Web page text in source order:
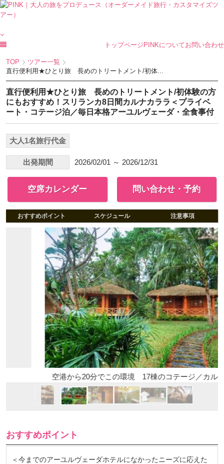
トップページ PINKについてお問い合わせ
TOP
ツアー一覧
直行便利用★ひとり旅 長めのトリートメント/初体...
直行便利用★ひとり旅 長めのトリートメント/初体験の方
にもおすすめ！スリランカ8日間カルナカララ＜プライベ
ート・コテージ泊／毎日本格アーユルヴェーダ・全食事付
大人1名旅行代金
出発期間 2026/02/01 ～ 2026/12/31
空席カレンダー 問い合わせ・予約
おすすめポイント スケジュール 注意事項
空港から20分でこの環境 17棟のコテージ／カルナカララ
おすすめポイント
＜今までのアーユルヴェーダホテルになかったニーズに応えた